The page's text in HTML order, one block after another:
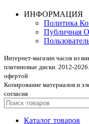
ИНФОРМАЦИЯ
Политика
Публичная
Интернет-магазин часов из
платиновые диски. 2012-
офертой
Копирование материалов и
согласия
Каталог товаров